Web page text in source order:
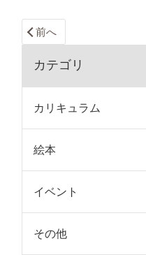
前へ
カテゴリ
カリキュラム
絵本
イベント
その他